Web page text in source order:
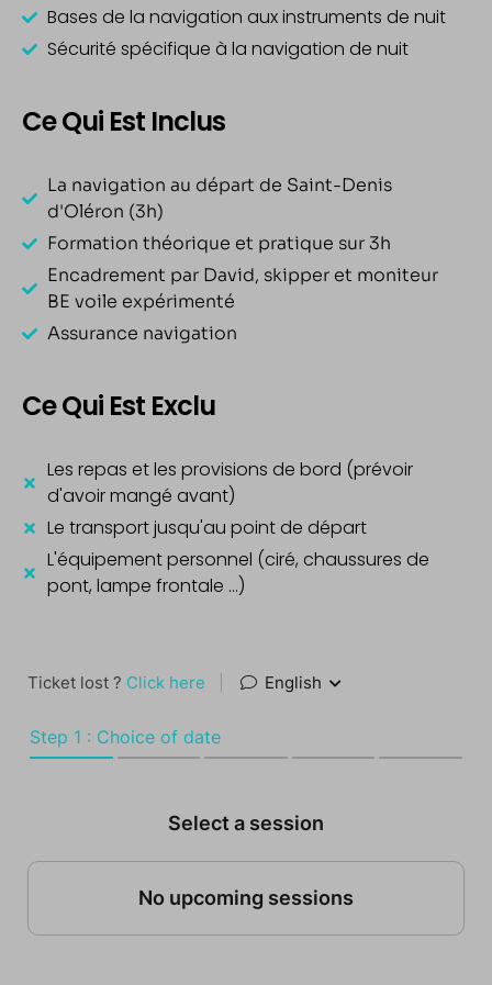
Bases de la navigation aux instruments de nuit
Sécurité spécifique à la navigation de nuit
Ce Qui Est Inclus
La navigation au départ de Saint-Denis
d'Oléron (3h)
Formation théorique et pratique sur 3h
Encadrement par David, skipper et moniteur
BE voile expérimenté
Assurance navigation
Ce Qui Est Exclu
Les repas et les provisions de bord (prévoir
d'avoir mangé avant)
Le transport jusqu'au point de départ
L'équipement personnel (ciré, chaussures de
pont, lampe frontale ...)